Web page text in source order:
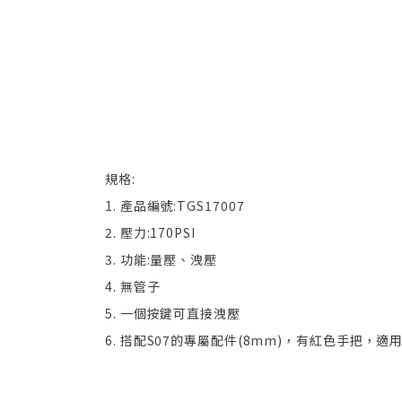
規格:
1. 產品編號:TGS17007
2. 壓力:170PSI
3. 功能:量壓、洩壓
4. 無管子
5. 一個按鍵可直接洩壓
6. 搭配S07的專屬配件(8mm)，有紅色手把，適